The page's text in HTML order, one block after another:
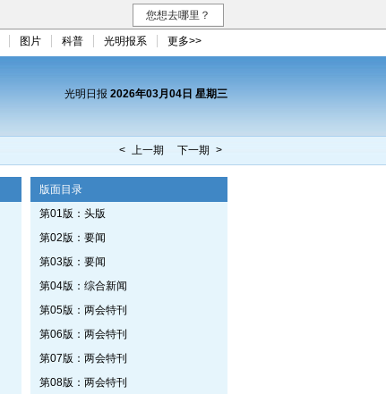
您想去哪里？
图片 科普 光明报系 更多>>
光明日报 2026年03月04日 星期三
< 上一期 下一期 >
版面目录
第01版：头版
第02版：要闻
第03版：要闻
第04版：综合新闻
第05版：两会特刊
第06版：两会特刊
第07版：两会特刊
第08版：两会特刊